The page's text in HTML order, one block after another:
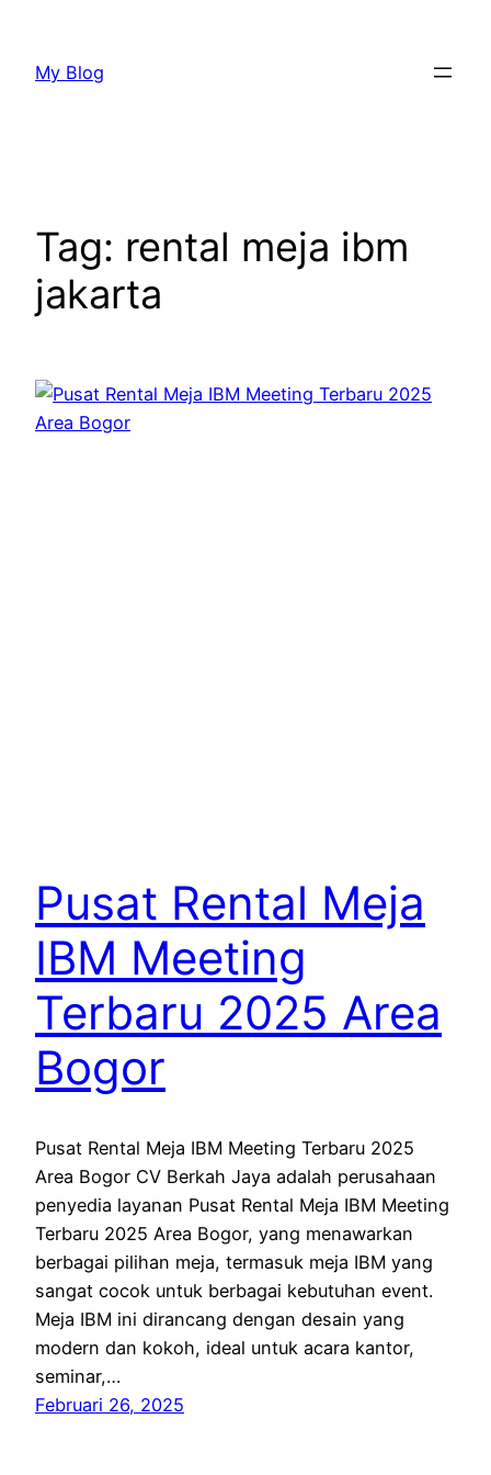
konten
My Blog
Tag: rental meja ibm
jakarta
Pusat Rental Meja
IBM Meeting
Terbaru 2025 Area
Bogor
Pusat Rental Meja IBM Meeting Terbaru 2025
Area Bogor CV Berkah Jaya adalah perusahaan
penyedia layanan Pusat Rental Meja IBM Meeting
Terbaru 2025 Area Bogor, yang menawarkan
berbagai pilihan meja, termasuk meja IBM yang
sangat cocok untuk berbagai kebutuhan event.
Meja IBM ini dirancang dengan desain yang
modern dan kokoh, ideal untuk acara kantor,
seminar,…
Februari 26, 2025